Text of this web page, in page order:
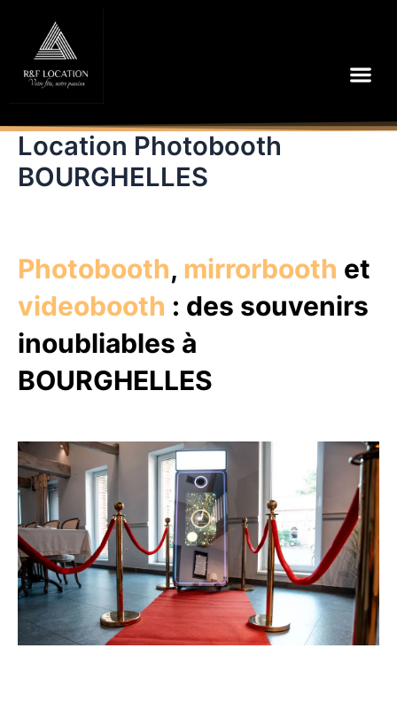
contenu
Location Photobooth
BOURGHELLES
Photobooth, mirrorbooth et
videobooth : des souvenirs
inoubliables à
BOURGHELLES